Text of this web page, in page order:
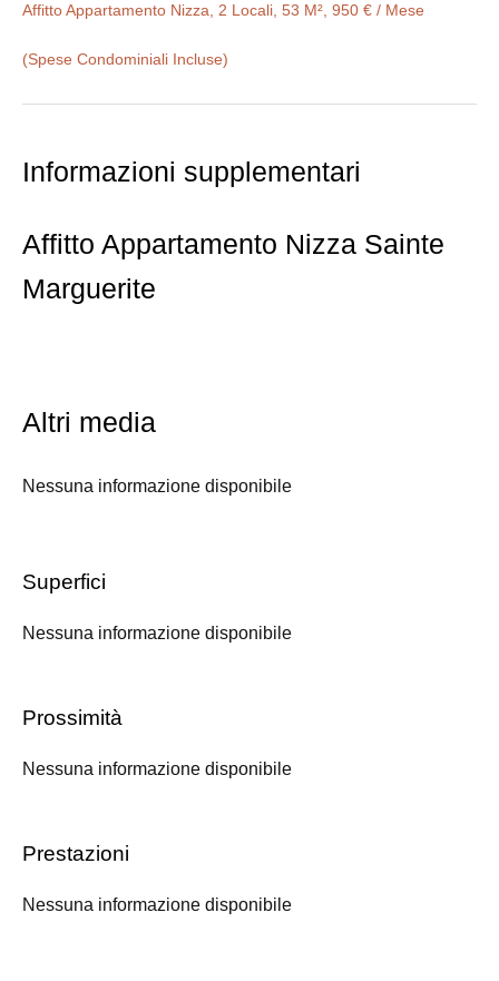
Affitto Appartamento Nizza, 2 Locali, 53 M², 950 € / Mese
(Spese Condominiali Incluse)
Informazioni supplementari
Affitto Appartamento Nizza Sainte
Marguerite
Altri media
Nessuna informazione disponibile
Superfici
Nessuna informazione disponibile
Prossimità
Nessuna informazione disponibile
Prestazioni
Nessuna informazione disponibile